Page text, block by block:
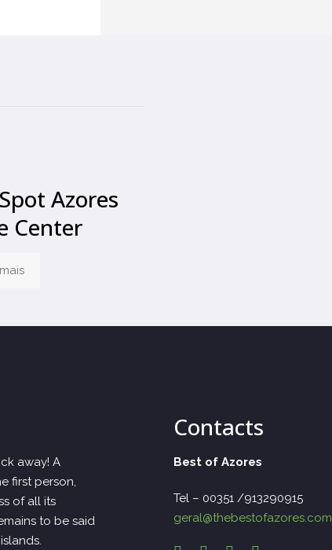
Azores
Center
away! A
first person,
of all its
to be said
Contacts
Best of Azores
Tel – 00351 /913290915
geral@thebestofazores.com